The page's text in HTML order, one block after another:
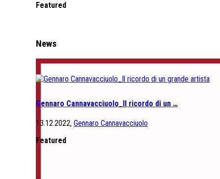
Featured
News
Gennaro Cannavacciuolo_Il ricordo di un …
13.12.2022, Gennaro Cannavacciuolo
Featured